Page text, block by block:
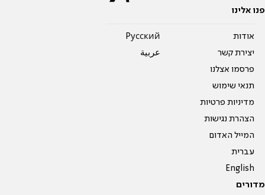
פנו אלינו
אודות
יצירת קשר
פרסמו אצלנו
תנאי שימוש
מדיניות פרטיות
הצהרת נגישות
המייל האדום
עברית
English
Pусский
عربية
מדורים